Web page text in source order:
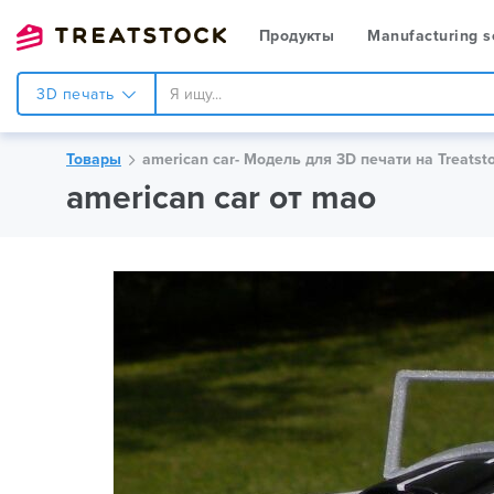
Продукты Manufacturing
3D печать
Товары american car- Модель для 3D печати на
american car от mao